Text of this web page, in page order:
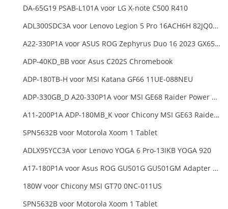
DA-65G19 PSAB-L101A voor LG X-note C500 R410
ADL300SDC3A voor Lenovo Legion 5 Pro 16ACH6H 82JQ008HUK 82JQ008
A22-330P1A voor ASUS ROG Zephyrus Duo 16 2023 GX650PY
ADP-40KD_BB voor Asus C202S Chromebook
ADP-180TB-H voor MSI Katana GF66 11UE-088NEU
ADP-330GB_D A20-330P1A voor MSI GE68 Raider Power Supply
A11-200P1A ADP-180MB_K voor Chicony MSI GE63 Raider RGB 8RE-012US
SPN5632B voor Motorola Xoom 1 Tablet
ADLX95YCC3A voor Lenovo YOGA 6 Pro-13IKB YOGA 920
A17-180P1A voor Asus ROG GU501G GU501GM Adapter Power Supply
180W voor Chicony MSI GT70 0NC-011US
SPN5632B voor Motorola Xoom 1 Tablet